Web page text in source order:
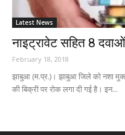
Latest News
नाइट्रावेट सहित 8
February 18, 2018
झाबुआ (म.प्र.)। झाबुआ जिले को नशा
की बिक्री पर रोक लगा दी गई है। इन...